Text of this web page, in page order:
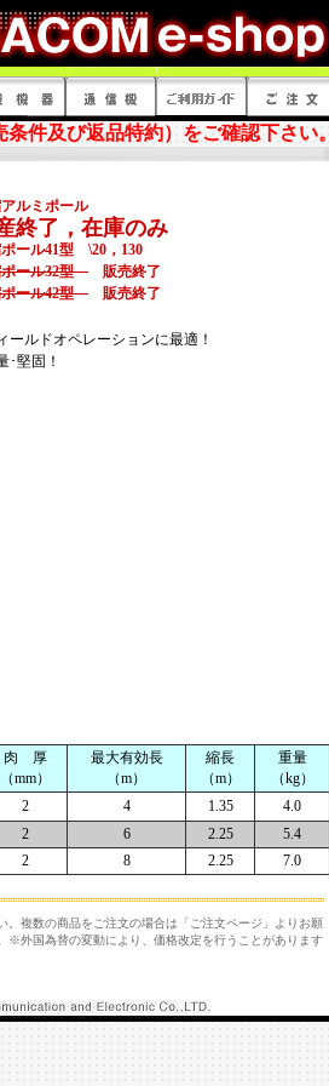
件及び返品特約）をご確認下さい。
ルミポール
終了，在庫のみ
ール41型 \20，130
ポール32型 販売終了
ポール42型 販売終了
ールドオペレーションに最適！
･堅固！
肉 厚
（mm）
最大有効長
（m）
縮長
（m）
重量
（kg）
2 4 1.35
4.0
2 6 2.25
5.4
2 8 2.25 7.0
複数の商品をご注文の場合は「ご注文ページ」よりお願
外国為替の変動により、価格改定を行うことがあります